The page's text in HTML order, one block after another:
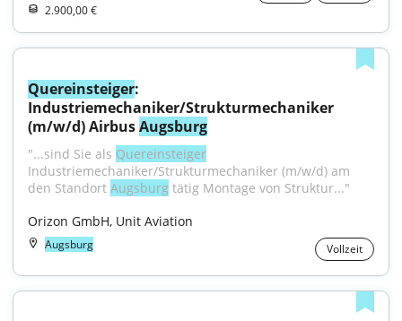
2.900,00 €
Quereinsteiger:
Industriemechaniker/Strukturmechaniker
(m/w/d) Airbus Augsburg
"...sind Sie als Quereinsteiger
Industriemechaniker/Strukturmechaniker (m/w/d) am
den Standort Augsburg tätig Montage von Struktur..."
Orizon GmbH, Unit Aviation
Augsburg Vollzeit